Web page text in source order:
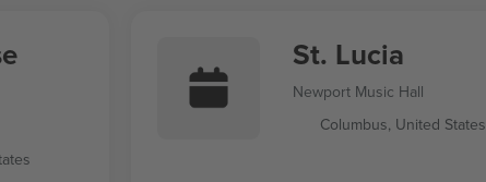
St. Lucia
Newport Music Hall
Columbus, United States